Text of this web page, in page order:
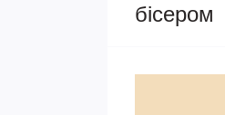
бісером